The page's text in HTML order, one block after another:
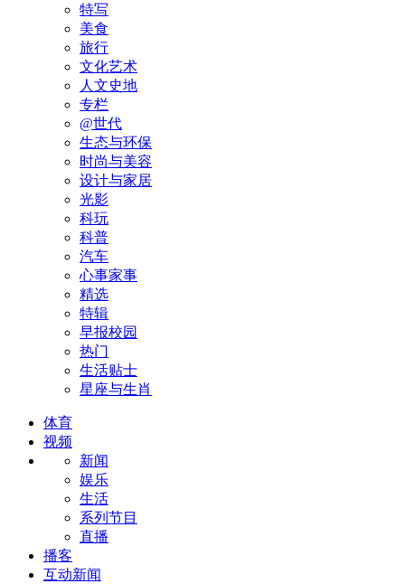
特写
美食
旅行
文化艺术
人文史地
专栏
@世代
生态与环保
时尚与美容
设计与家居
光影
科玩
科普
汽车
心事家事
精选
特辑
早报校园
热门
生活贴士
星座与生肖
体育
视频
新闻
娱乐
生活
系列节目
直播
播客
互动新闻